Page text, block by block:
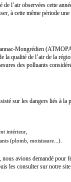
l’air observées cette
à cette même période
Mongrédien
la qualité de l’air de la
des polluants
sur les dangers liés à la
intérieur,
(plomb, moisissure...).
nous avions demandé
les consulter sur notre